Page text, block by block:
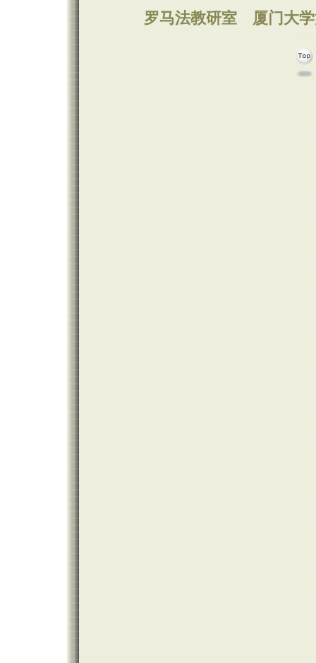
罗马法教研室
厦门大